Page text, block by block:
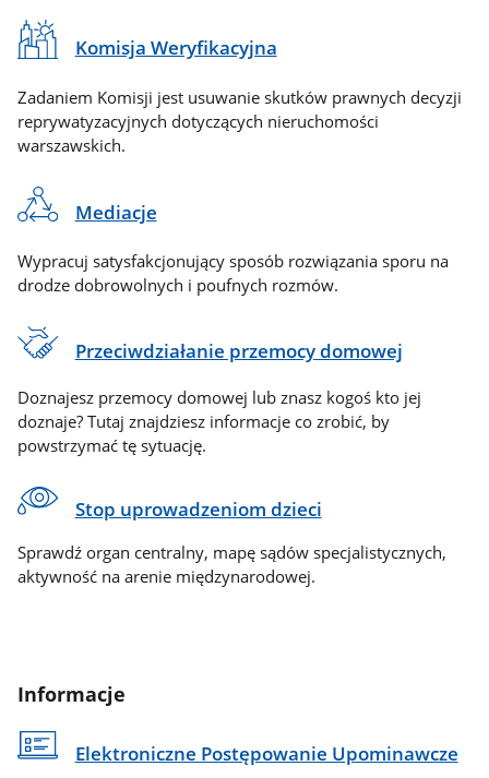
Komisja Weryfikacyjna
Zadaniem Komisji jest usuwanie skutków prawnych decyzji
reprywatyzacyjnych dotyczących nieruchomości
warszawskich.
Mediacje
Wypracuj satysfakcjonujący sposób rozwiązania sporu na
drodze dobrowolnych i poufnych rozmów.
Przeciwdziałanie przemocy domowej
Doznajesz przemocy domowej lub znasz kogoś kto jej
doznaje? Tutaj znajdziesz informacje co zrobić, by
powstrzymać tę sytuację.
Stop uprowadzeniom dzieci
Sprawdź organ centralny, mapę sądów specjalistycznych,
aktywność na arenie międzynarodowej.
Informacje
Elektroniczne Postępowanie Upominawcze